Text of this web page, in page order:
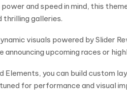
power and speed in mind, this
thrilling galleries.
visuals powered by Slider
announcing upcoming races or
Elements, you can build custom
for performance and visual